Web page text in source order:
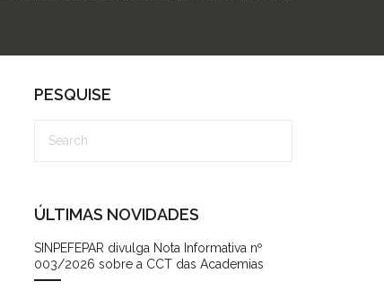
PESQUISE
ÚLTIMAS NOVIDADES
SINPEFEPAR divulga Nota Informativa nº
003/2026 sobre a CCT das Academias